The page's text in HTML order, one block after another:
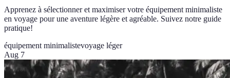
Apprenez à sélectionner et maximiser votre équipement minimaliste
en voyage pour une aventure légère et agréable. Suivez notre guide
pratique!
équipement minimalistevoyage léger
Aug 7